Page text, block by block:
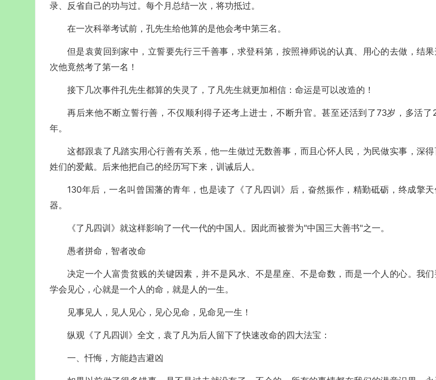
录、反省自己的功与过。每个月总结一次，将功抵过。
在一次科举考试前，孔先生给他算的是他会考中第三名。
但是袁黄回到家中，立誓要先行三千善事，求登科第，按照禅师说的认真、用心的去做，结
次他竟然考了第一名！
接下几次事件孔先生都算的失灵了，了凡先生就更加相信：命运是可以改造的！
再后来他不断立誓行善，不仅顺利得子还考上进士，不断升官。甚至还活到了73岁，多活了
年。
这都跟袁了凡踏实用心行善有关系，他一生做过无数善事，而且心怀人民，为民做实事，深
姓们的爱戴。后来他把自己的经历写下来，训诫后人。
130年后，一名叫曾国藩的青年，也是读了《了凡四训》后，奋然振作，精勤砥砺，终成擎天
器。
《了凡四训》就这样影响了一代一代的中国人。因此而被誉为"中国三大善书"之一。
愚者拼命，智者改命
决定一个人富贵贫贱的关键因素，并不是风水、不是星座、不是命数，而是一个人的心。我
学会见心，心就是一个人的命，就是人的一生。
见事见人，见人见心，见心见命，见命见一生！
纵观《了凡四训》全文，袁了凡为后人留下了快速改命的四大法宝：
一、忏悔，方能趋吉避凶